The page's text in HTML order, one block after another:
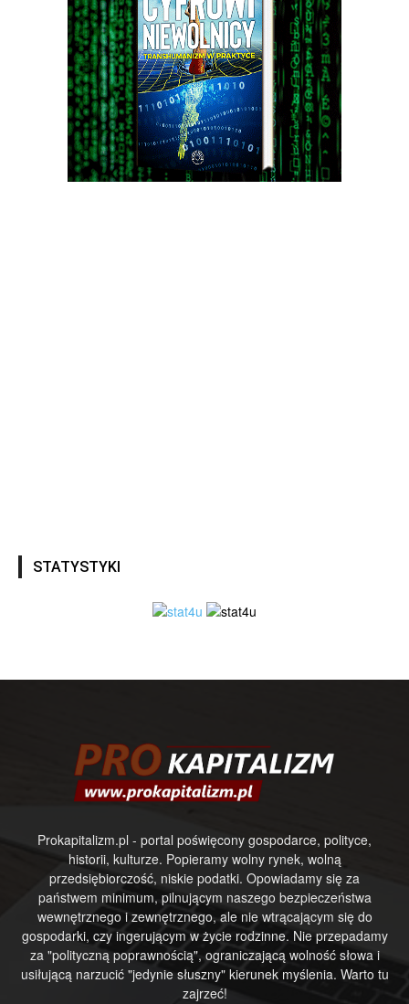
STATYSTYKI
Prokapitalizm.pl - portal poświęcony gospodarce, polityce,
historii, kulturze. Popieramy wolny rynek, wolną
przedsiębiorczość, niskie podatki. Opowiadamy się za
państwem minimum, pilnującym naszego bezpieczeństwa
wewnętrznego i zewnętrznego, ale nie wtrącającym się do
gospodarki, czy ingerującym w życie rodzinne. Nie przepadamy
za "polityczną poprawnością", ograniczającą wolność słowa i
usiłującą narzucić "jedynie słuszny" kierunek myślenia. Warto tu
zajrzeć!